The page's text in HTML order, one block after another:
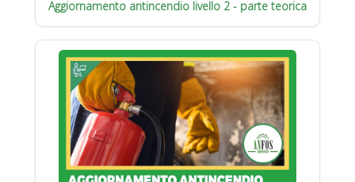
Aggiornamento antincendio livello 2 - parte teorica